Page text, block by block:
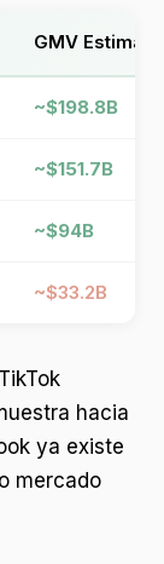
GMV
~$198.8B
~$151.7B
~$94B
~$33.2B
hacia
ya existe
mercado